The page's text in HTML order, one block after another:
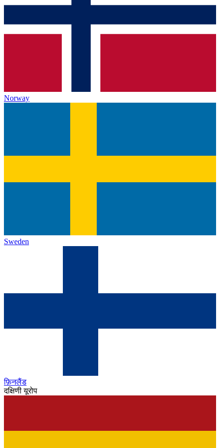
Norway
Sweden
फ़िनलैंड
दक्षिणी यूरोप